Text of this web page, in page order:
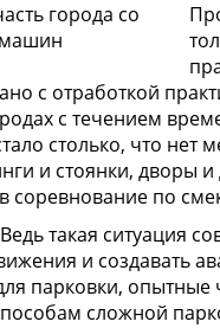
с отработкой
с течением
столько, что нет
и стоянки, дворы
соревнование по
такая ситуация
и создавать
парковки, опытные
сложной